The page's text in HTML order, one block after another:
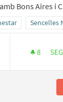
Bons Aires i
per la categoria:
Resultats
Sencelles
8 8